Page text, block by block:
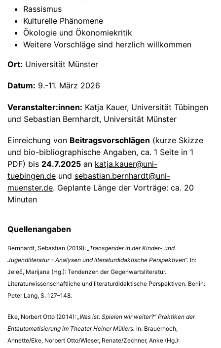
Rassismus
Kulturelle Phänomene
Ökologie und Ökonomiekritik
Weitere Vorschläge sind herzlich willkommen
Ort: Universität Münster
Datum: 9.-11. März 2026
Veranstalter:innen: Katja Kauer, Universität Tübingen
und Sebastian Bernhardt, Universität Münster
Einreichung von Beitragsvorschlägen (kurze Skizze
und bio-bibliographische Angaben, ca. 1 Seite in 1
PDF) bis 24.7.2025 an katja.kauer@uni-
tuebingen.de und sebastian.bernhardt@uni-
muenster.de. Geplante Länge der Vorträge: ca. 20
Minuten
Quellenangaben
Bernhardt, Sebastian (2019): „Transgender in der Kinder- und
Jugendliteratur – Analysen und literaturdidaktische Perspektiven“. In:
Jeleč, Marijana (Hg.): Tendenzen der Gegenwartsliteratur.
Literaturwissenschaftliche und literaturdidaktische Perspektiven. Berlin:
Peter Lang, S. 127–148.
Eke, Norbert Otto (2014): „Was ist. Spielen wir weiter?“ Praktiken der
Entautomatisierung im Theater Heiner Müllers. In: Brauerhoch,
Annette/Eke, Norbert Otto/Wieser, Renate/Zechner, Anke (Hg.):